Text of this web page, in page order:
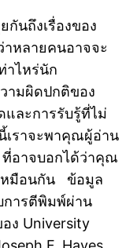
นถึงเรื่องของ
าหลายคนอาจจะ
าไหร่นัก
ามผิดปกติของ
ละการรับรู้ที่ไม่
เราจะพาคุณผู้อ่าน
อาจบอกได้ว่าคุณ
หมือนกัน ข้อมูล
การตีพิมพ์ผ่าน
อง University